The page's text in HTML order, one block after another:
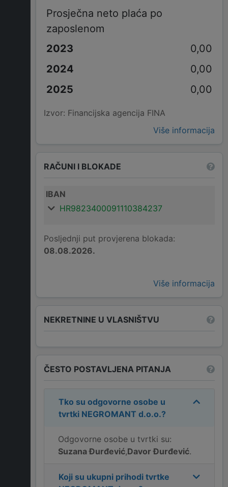
Prosječna neto plaća po
zaposlenom
0,00
0,00
0,00
Izvor: Financijska agencija FINA
Više informacija
RAČUNI I BLOKADE
IBAN
HR9823400091110384237
Posljednji put provjerena blokada:
08.08.2026.
Više informacija
NEKRETNINE U VLASNIŠTVU
ČESTO POSTAVLJENA PITANJA
Tko su odgovorne osobe u
tvrtki NEGROMANT d.o.o.?
Odgovorne osobe u tvrtki su:
Suzana Đurđević,Davor Đurđević.
Koji su ukupni prihodi tvrtke